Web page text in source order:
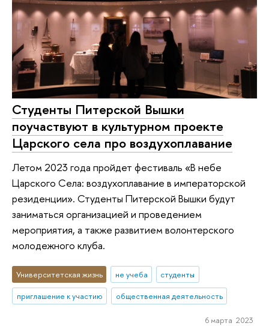
Студенты Питерской Вышки
поучаствуют в культурном проекте
Царского села про воздухоплавание
Летом 2023 года пройдет фестиваль «В небе
Царского Села: воздухоплавание в императорской
резиденции». Студенты Питерской Вышки будут
заниматься организацией и проведением
мероприятия, а также развитием волонтерского
молодежного клуба.
Университетская жизнь не учеба
студенты
приглашение к участию
общественная деятельность
6 марта 2023